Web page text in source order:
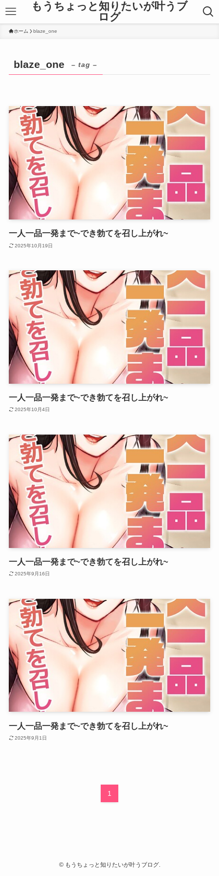
もうちょっと知りたいが叶うブ
ログ
ホーム blaze_one
blaze_one – tag –
一人一品一発まで~でき勃てを召し上がれ~
2025年10月19日
一人一品一発まで~でき勃てを召し上がれ~
2025年10月4日
一人一品一発まで~でき勃てを召し上がれ~
2025年9月16日
一人一品一発まで~でき勃てを召し上がれ~
2025年9月1日
1
©もうちょっと知りたいが叶うブログ.